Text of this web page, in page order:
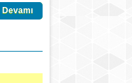
Devamı